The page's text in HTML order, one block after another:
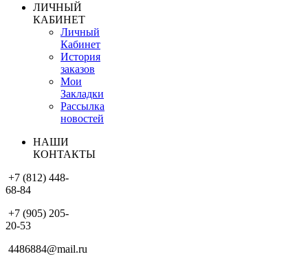
ЛИЧНЫЙ
КАБИНЕТ
Личный
Кабинет
История
заказов
Мои
Закладки
Рассылка
новостей
НАШИ
КОНТАКТЫ
+7 (812) 448-
68-84
+7 (905) 205-
20-53
4486884@mail.ru